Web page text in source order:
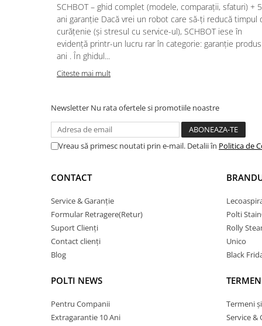
SCHBOT – ghid complet (modele, comparații, sfaturi) + 5
ani garanție Dacă vrei un robot care să-ți reducă timpul
curățenie (și stresul cu service-ul), SCHBOT iese în
evidență printr-un lucru rar în categorie: garanție
ani . În ghidul...
Citeste mai mult
Newsletter Nu rata ofertele si promotiile noastre
Vreau să primesc noutati prin e-mail. Detalii în Politica de
CONTACT
Service & Garanție
Formular Retragere(Retur)
Suport Clienți
Contact clienți
Blog
POLTI NEWS
Pentru Companii
Extragarantie 10 Ani
Polti
Rolly
Unico
Black
Termeni
Service &